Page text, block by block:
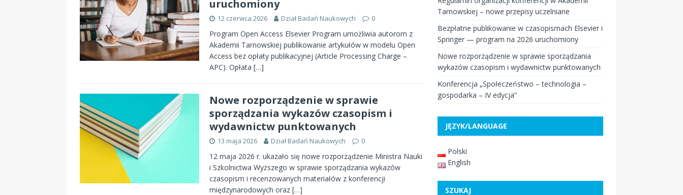
uruchomiony
12 czerwca 2026 Dział Badań Naukowych 0
Program Open Access Elsevier Program umożliwia autorom z
Akademii Tarnowskiej publikowanie artykułów w modelu Open
Access bez opłaty publikacyjnej (Article Processing Charge –
APC). Opłata […]
Nowe rozporządzenie w sprawie
sporządzania wykazów czasopism i
wydawnictw punktowanych
13 maja 2026 Dział Badań Naukowych 0
12 maja 2026 r. ukazało się nowe rozporządzenie Ministra Nauki
i Szkolnictwa Wyższego w sprawie sporządzania wykazów
czasopism i recenzowanych materiałów z konferencji
międzynarodowych oraz […]
Tarnowskiej – nowe przepisy uczelniane
Bezpłatne publikowanie w czasopismach Elsevier i
Springer — program na 2026 uruchomiony
Nowe rozporządzenie w sprawie sporządzania
wykazów czasopism i wydawnictw punktowanych
Konferencja „Społeczeństwo – technologia –
gospodarka – IV edycja”
JĘZYK/LANGUAGE
Polski
English
SZUKAJ